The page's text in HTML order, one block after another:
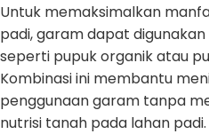
Untuk memaksimalkan
padi, garam dapat
seperti pupuk organik atau
Kombinasi ini membantu
penggunaan garam tanpa
nutrisi tanah pada lahan padi.